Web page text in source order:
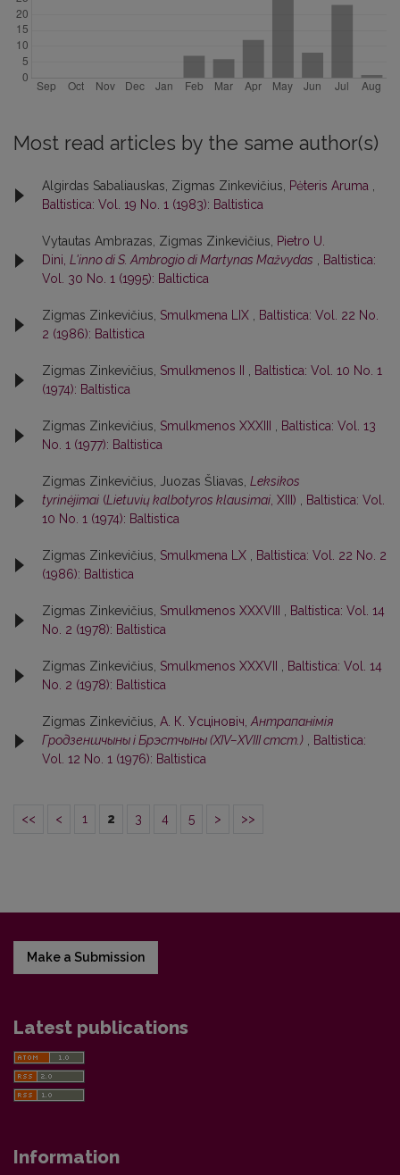
Most read articles by the same author(s)
Algirdas Sabaliauskas, Zigmas Zinkevičius, Pėteris Aruma ,
Baltistica: Vol. 19 No. 1 (1983): Baltistica
Vytautas Ambrazas, Zigmas Zinkevičius, Pietro U.
Dini, L'inno di S. Ambrogio di Martynas Mažvydas , Baltistica:
Vol. 30 No. 1 (1995): Baltictica
Zigmas Zinkevičius, Smulkmena LIX , Baltistica: Vol. 22 No.
2 (1986): Baltistica
Zigmas Zinkevičius, Smulkmenos II , Baltistica: Vol. 10 No. 1
(1974): Baltistica
Zigmas Zinkevičius, Smulkmenos XXXIII , Baltistica: Vol. 13
No. 1 (1977): Baltistica
Zigmas Zinkevičius, Juozas Šliavas, Leksikos
tyrinėjimai (Lietuvių kalbotyros klausimai, XIII) , Baltistica: Vol.
10 No. 1 (1974): Baltistica
Zigmas Zinkevičius, Smulkmena LX , Baltistica: Vol. 22 No. 2
(1986): Baltistica
Zigmas Zinkevičius, Smulkmenos XXXVIII , Baltistica: Vol. 14
No. 2 (1978): Baltistica
Zigmas Zinkevičius, Smulkmenos XXXVII , Baltistica: Vol. 14
No. 2 (1978): Baltistica
Zigmas Zinkevičius, А. К. Усцiновiч,Антрапанiмiя
Гродзеншчыны i Брэстчыны (XIV–XVIII стст.) , Baltistica:
Vol. 12 No. 1 (1976): Baltistica
<< < 1 2 3 4 5 > >>
Make a Submission
Latest publications
Information